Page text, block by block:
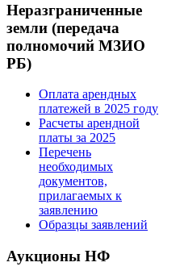
Неразграниченные
земли (передача
полномочий МЗИО
РБ)
Оплата арендных
платежей в 2025 году
Расчеты арендной
платы за 2025
Перечень
необходимых
документов,
прилагаемых к
заявлению
Образцы заявлений
Аукционы НФ